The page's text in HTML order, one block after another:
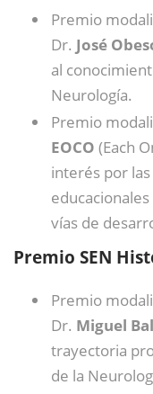
Premio
Dr. José
al
Neurología.
Premio
EOCO (Each
interés por
vías de
Premio SEN
Premio
Dr. Miguel
trayectoria
de la